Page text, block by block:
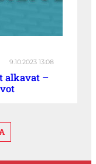
9.10.2023 13:08
alkavat –